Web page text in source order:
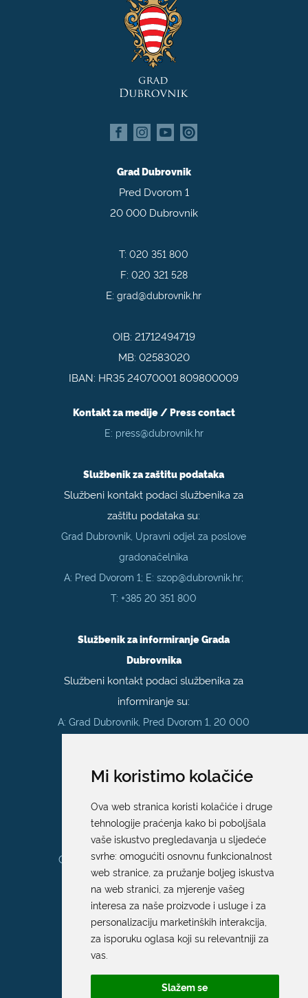
Mi koristimo kolačiće
Ova web stranica koristi kolačiće i druge
tehnologije praćenja kako bi poboljšala
vaše iskustvo pregledavanja u sljedeće
svrhe: omogućiti osnovnu funkcionalnost
web stranice, za pružanje boljeg iskustva
na web stranici za mjerenje vašeg
interesa za naše proizvode i usluge i za
personalizaciju marketinških interakcija
za isporuku oglasa koji su relevantniji za
vas.
Slažem se
Grad Dubrovnik
Pred Dvorom 1
20 000 Dubrovnik
T:020 351 800
F: 020 321 528
E:grad@dubrovnik.hr
OIB: 21712494719
MB: 02583020
IBAN: HR35 24070001 809800009
Kontakt za medije / Press contact
E: press@dubrovnik.hr
Službenik za zaštitu podataka
Službeni kontakt podaci službenika za
zaštitu podataka su:
Grad Dubrovnik, Upravni odjel za poslove
gradonačelnika
A: Pred Dvorom 1; E:szop@dubrovnik.hr;
T:+385 20 351 800
Službenik za informiranje Grada
Dubrovnika
Službeni kontakt podaci službenika za
informiranje su:
A: Grad Dubrovnik, Pred Dvorom 1, 20 000
Ured 205; rad sa strankama za sva
upravna tijela Grada Dubrovnika
Gundulićeva poljana 10, 20000 Dubrovnik
Radno vrijeme sa strankama:
Ponedjeljak – Petak; 9.00 – 12.00 sati
T:+385 20 351 879
Poveznice